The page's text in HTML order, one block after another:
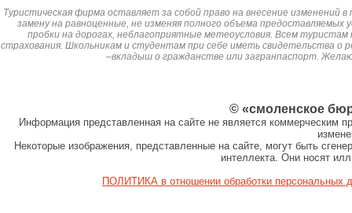
Туристическая фирма оставляет за собой право на внесение изменений
замену на равноценные, не изменяя полного объема
пробки на дорогах, неблагоприятные метеоусловия. Всем
страхования. Школьникам и студентам при себе иметь свидетельства о
–вкладыш о гражданстве или загранпаспорт.
© «смоленское
Информация представленная на сайте не является коммерческим
Некоторые изображения, представленные на сайте, могут быть
интеллекта. Они носят
ПОЛИТИКА в отношении обработки